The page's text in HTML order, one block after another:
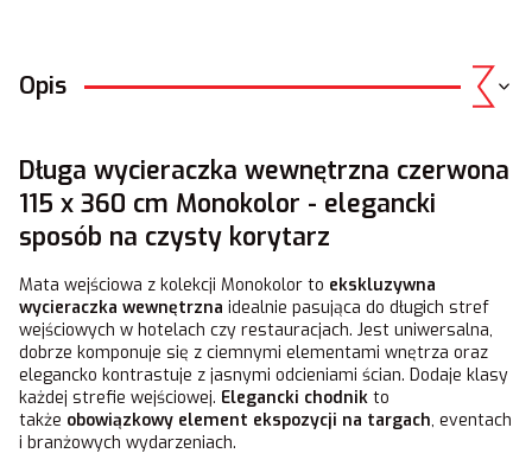
Opis
Długa wycieraczka wewnętrzna czerwona
115 x 360 cm Monokolor - elegancki
sposób na czysty korytarz
Mata wejściowa z kolekcji Monokolor to ekskluzywna
wycieraczka wewnętrzna idealnie pasująca do długich stref
wejściowych w hotelach czy restauracjach. Jest uniwersalna,
dobrze komponuje się z ciemnymi elementami wnętrza oraz
elegancko kontrastuje z jasnymi odcieniami ścian. Dodaje klasy
każdej strefie wejściowej. Elegancki chodnik to
także obowiązkowy element ekspozycji na targach, eventach
i branżowych wydarzeniach.